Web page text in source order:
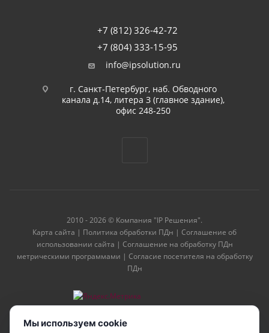
+7 (812) 326-42-72
+7 (804) 333-15-95
info@ipsolution.ru
г. Санкт-Петербург, наб. Обводного
канала д.14, литера З (главное здание),
офис 248-250
2010 - 2026 © Компания "IP Решения".
Карта сайта | Политика обработки ПДн | Соглашение об
использовании сайта | Соглашение на обработку ПДн
метрическими программами | Согласие посетителя на обработку
ПДн
Мы используем cookie